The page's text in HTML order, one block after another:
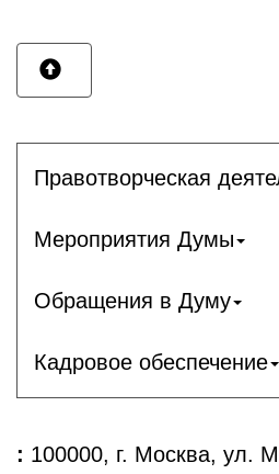
Правотворческая
Мероприятия Думы
Обращения в Думу
Кадровое обеспечение
: 100000, г. Москва, ул.